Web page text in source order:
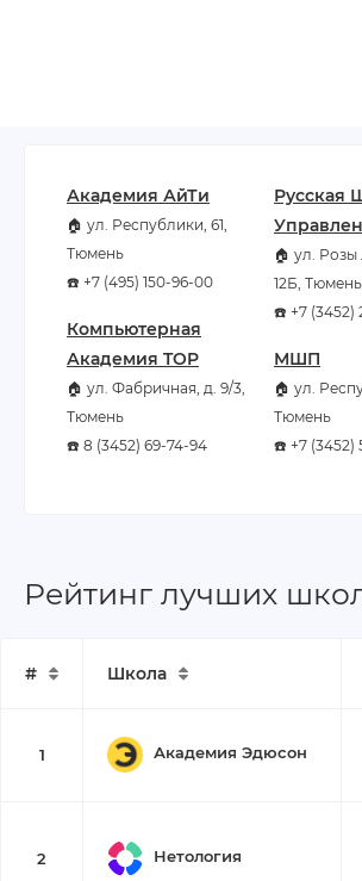
Академия АйТи
🏠 ул. Республики, 61,
Тюмень
☎️ +7 (495) 150-96-00
Компьютерная
Академия TOP
🏠 ул. Фабричная, д. 9/3,
Тюмень
☎️ 8 (3452) 69-74-94
Русская
🏠 ул. Розы
12Б, Тюмень
☎️ +7 (3452)
МШП
🏠 ул.
Тюмень
☎️ +7 (3452)
Рейтинг лучших
# Школа
1 Академия Эдюсон
2 Нетология